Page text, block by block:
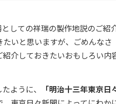
しての祥瑞の製作地説のご紹
いと思いますが、ごめんなさ
介しておきたいおもしろい内
ように、
「明治十三年東京日